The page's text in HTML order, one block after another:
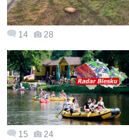
14 28
15 24